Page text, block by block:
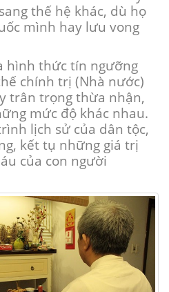
thế hệ khác, dù họ
mình hay lưu vong
hình thức tín ngưỡng
chính trị (Nhà nước)
trân trọng thừa nhận,
mức độ khác nhau.
lịch sử của dân tộc,
kết tụ những giá trị
của con người